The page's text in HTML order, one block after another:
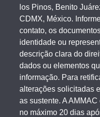
los Pinos, Benito
CDMX, México.
contato, os
identidade ou
descrição clara do
dados ou elementos
informação. Para
alterações solicitadas
as sustente. A
no máximo 20 dias